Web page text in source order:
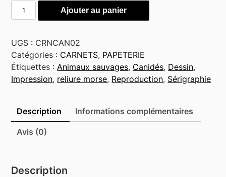
quantité
de
Ajouter au panier
UGS : CRNCAN02
Catégories : CARNETS, PAPETERIE
Étiquettes : Animaux sauvages, Canidés, Dessin,
Impression, reliure morse, Reproduction, Sérigraphie
Description Informations complémentaires
Avis (0)
Description